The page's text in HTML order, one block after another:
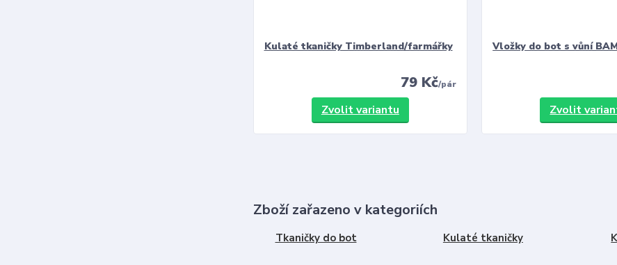
Kulaté tkaničky Timberland/farmářky
79 Kč/pár
Zvolit variantu
Vložky do bot s vůní
Zvolit
Zboží zařazeno v kategoriích
Tkaničky do bot Kulaté tkaničky